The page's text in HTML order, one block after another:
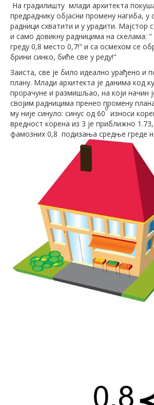
На градилишту млади архитекта
предраднику објасни промену нагиба, у
радници схватити и у урадити. Мајстор
и само довикну радницима на скелама:
греду 0,8 место 0,7!" и са осмехом се
брини синко, биће све у реду!"
Заиста, све је било идеално урађено и
плану. Млади архитекта је данима код
прорачуне и размишљао, на који начин
својим радницима пренео промену
му није синуло: синус од 600 износи
вредност корена из 3 је приближно
фамозних 0,8 подизања средње греде